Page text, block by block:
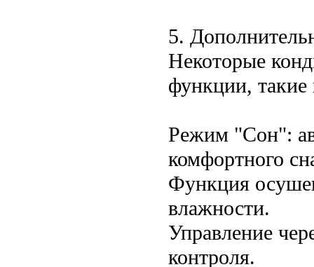
5.
Некоторые
функции, такие
Режим "Сон":
комфортного
Функция
влажности.
Управление
контроля.